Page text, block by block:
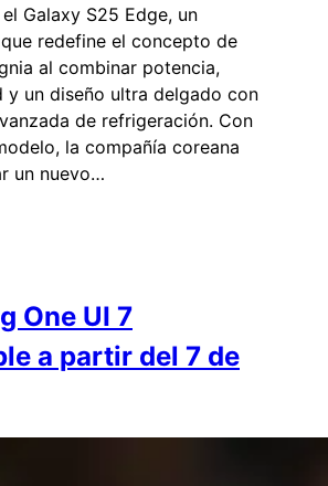
Galaxy S25 Edge, un
redefine el concepto de
al combinar potencia,
y un diseño ultra delgado con
de refrigeración. Con
la compañía coreana
un nuevo…
One UI 7
a partir del 7 de